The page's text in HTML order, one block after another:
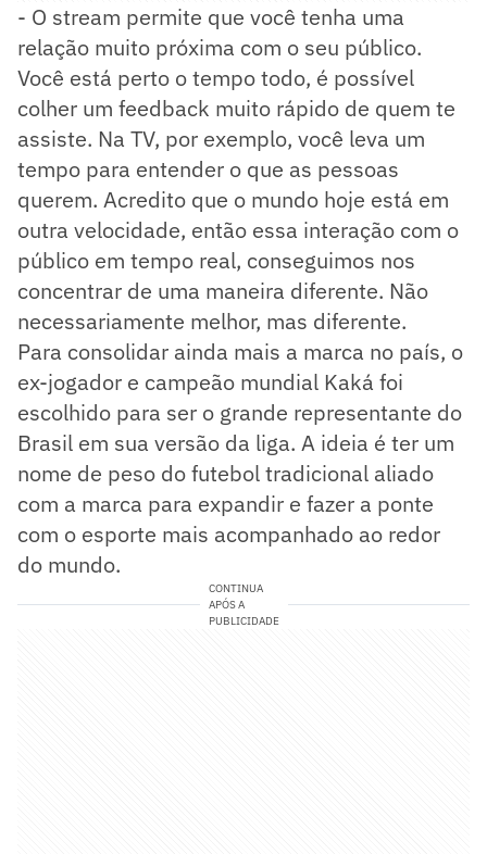
- O stream permite que você tenha uma
relação muito próxima com o seu público.
Você está perto o tempo todo, é possível
colher um feedback muito rápido de quem te
assiste. Na TV, por exemplo, você leva um
tempo para entender o que as pessoas
querem. Acredito que o mundo hoje está em
outra velocidade, então essa interação com o
público em tempo real, conseguimos nos
concentrar de uma maneira diferente. Não
necessariamente melhor, mas diferente.
Para consolidar ainda mais a marca no país, o
ex-jogador e campeão mundial Kaká foi
escolhido para ser o grande representante do
Brasil em sua versão da liga. A ideia é ter um
nome de peso do futebol tradicional aliado
com a marca para expandir e fazer a ponte
com o esporte mais acompanhado ao redor
do mundo.
CONTINUA
APÓS A
PUBLICIDADE